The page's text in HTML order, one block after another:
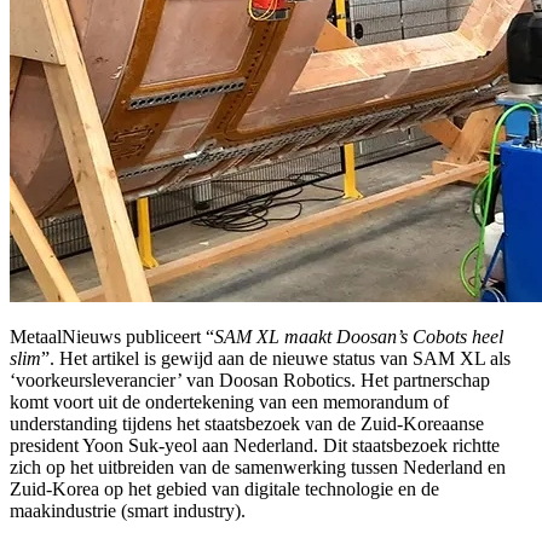
MetaalNieuws publiceert “SAM XL maakt Doosan’s Cobots heel
slim”. Het artikel is gewijd aan de nieuwe status van SAM XL als
‘voorkeursleverancier’ van Doosan Robotics. Het partnerschap
komt voort uit de ondertekening van een memorandum of
understanding tijdens het staatsbezoek van de Zuid-Koreaanse
president Yoon Suk-yeol aan Nederland. Dit staatsbezoek richtte
zich op het uitbreiden van de samenwerking tussen Nederland en
Zuid-Korea op het gebied van digitale technologie en de
maakindustrie (smart industry).